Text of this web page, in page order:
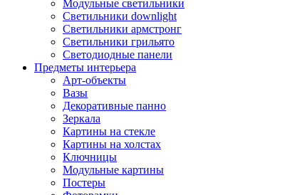
Модульные светильники
Светильники downlight
Светильники армстронг
Светильники грильято
Светодиодные панели
Предметы интерьера
Арт-объекты
Вазы
Декоративные панно
Зеркала
Картины на стекле
Картины на холстах
Ключницы
Модульные картины
Постеры